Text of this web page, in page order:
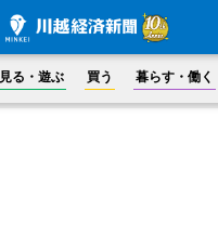
見る・遊ぶ 買う 暮らす・働く